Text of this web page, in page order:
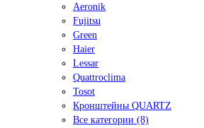
Aeronik
Fujitsu
Green
Haier
Lessar
Quattroclima
Tosot
Кронштейны QUARTZ
Все категории (8)